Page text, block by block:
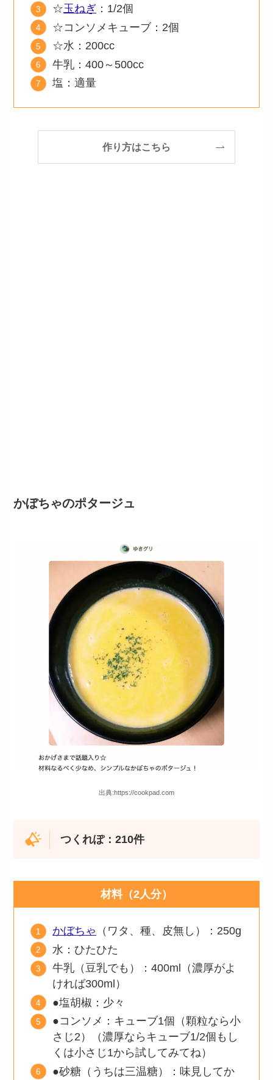
☆玉ねぎ ：1/2個
☆コンソメキューブ：2個
☆水：200cc
牛乳：400～500cc
塩：適量
作り方はこちら
かぼちゃのポタージュ
出典:https://cookpad.com
つくれぽ：210件
材料（2人分）
かぼちゃ
（ワタ、種、皮無し）：250g
水：ひたひた
牛乳（豆乳でも）：400ml（濃厚がよ
ければ300ml）
●塩胡椒：少々
●コンソメ：キューブ1個（顆粒なら小
さじ2）（濃厚ならキューブ1/2個もし
くは小さじ1から試してみてね）
●砂糖（うちは三温糖）：味見してか